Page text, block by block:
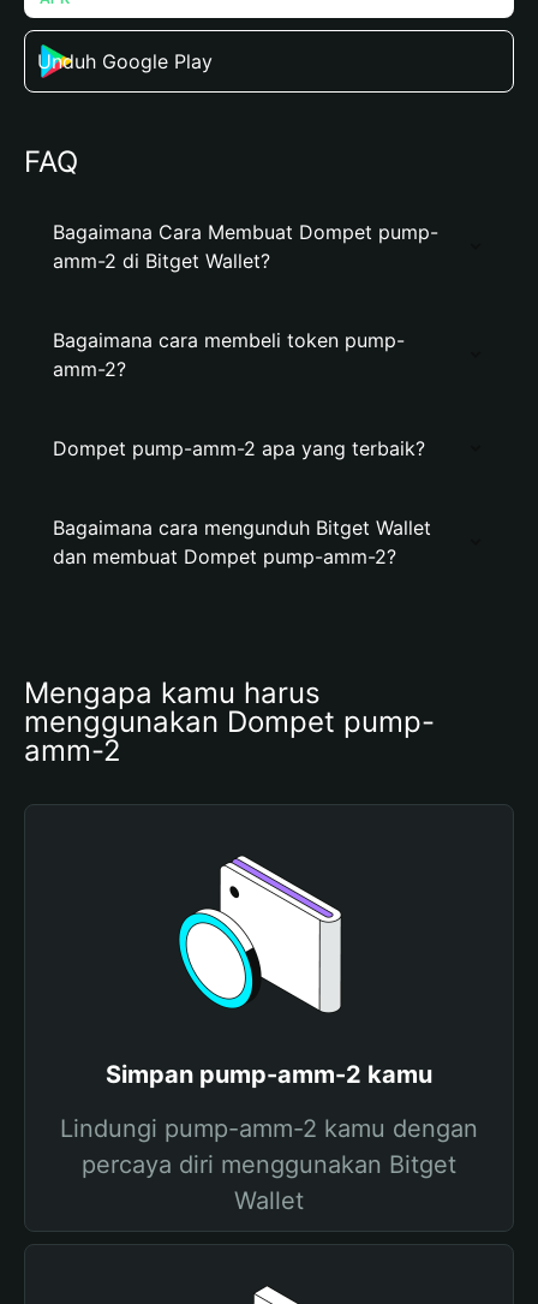
Unduh Google Play
FAQ
Bagaimana Cara Membuat Dompet pump-
amm-2 di Bitget Wallet?
Bagaimana cara membeli token pump-
amm-2?
Dompet pump-amm-2 apa yang terbaik?
Bagaimana cara mengunduh Bitget Wallet
dan membuat Dompet pump-amm-2?
Mengapa kamu harus
menggunakan Dompet pump-
amm-2
Simpan pump-amm-2 kamu
Lindungi pump-amm-2 kamu dengan
percaya diri menggunakan Bitget
Wallet